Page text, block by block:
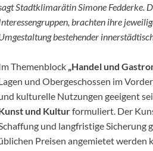
Stadtklimarätin Simone Fedderke.
brachten ihre
bestehender
Themenblock „Handel und
und Obergeschossen im
kulturelle Nutzungen geeigent
und Kulturformuliert. Der
und langfristige
Preisen angemietet werden